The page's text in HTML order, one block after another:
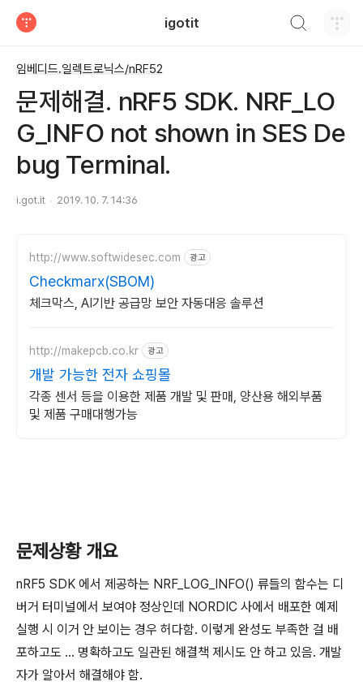
igotit
임베디드.일렉트로닉스/nRF52
문제해결. nRF5 SDK. NRF_LO
G_INFO not shown in SES De
bug Terminal.
i.got.it 2019. 10. 7. 14:36
http://www.softwidesec.com 광고
Checkmarx(SBOM)
체크막스, AI기반 공급망 보안 자동대응 솔루션
http://makepcb.co.kr 광고
개발 가능한 전자 쇼핑몰
각종 센서 등을 이용한 제품 개발 및 판매, 양산용 해외부품
및 제품 구매대행가능
문제상황 개요
nRF5 SDK 에서 제공하는 NRF_LOG_INFO() 류들의 함수는 디
버거 터미널에서 보여야 정상인데 NORDIC 사에서 배포한 예제
실행 시 이거 안 보이는 경우 허다함. 이렇게 완성도 부족한 걸 배
포하고도 ... 명확하고도 일관된 해결책 제시도 안 하고 있음. 개발
자가 알아서 해결해야 함.